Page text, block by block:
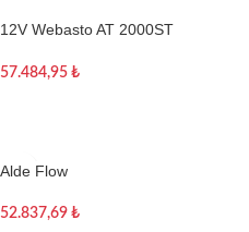
12V Webasto AT 2000ST
57.484,95 ₺
Alde Flow
52.837,69 ₺